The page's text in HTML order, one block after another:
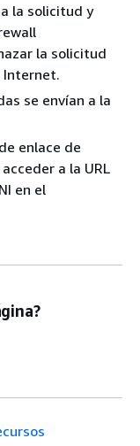
la solicitud y
la solicitud
Internet.
se envían a la
enlace de
a la URL
en el